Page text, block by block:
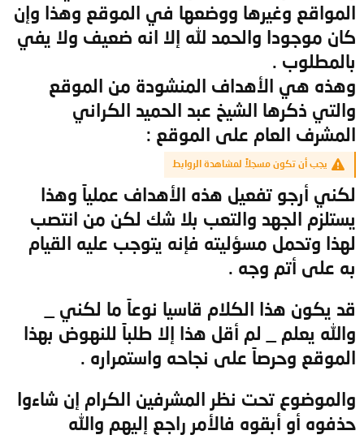
المواقع وغيرها ووضعها في الموقع وهذا وإن
كان موجودا والحمد لله إلا انه ضعيف ولا يفي
بالمطلوب .
وهذه هي الأهداف المنشودة من الموقع
والتي ذكرها الشيخ عبد الحميد الكراني
المشرف العام على الموقع :
يجب أن تكون مسجلاً لمشاهدة الروابط
لكني أرجو تفعيل هذه الأهداف عملياً وهذا
يستلزم الجهد والتعب بلا شك لكن من انتصب
لهذا وتحمل مسؤليته فإنه يتوجب عليه القيام
به على أتم وجه .
قد يكون هذا الكلام قاسيا نوعاً ما لكني _
والله يعلم _ لم أقل هذا إلا طلباً للنهوض بهذا
الموقع وحرصاً على نجاحه واستمراره .
والموضوع تحت نظر المشرفين الكرام إن شاءوا
حذفوه أو أبقوه فالأمر راجع إليهم والله